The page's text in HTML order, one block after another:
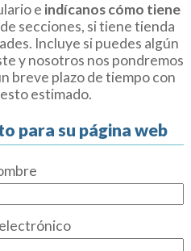
e indícanos cómo tiene
secciones, si tiene tienda
Incluye si puedes algún
y nosotros nos pondremos
breve plazo de tiempo con
estimado.
para su página web